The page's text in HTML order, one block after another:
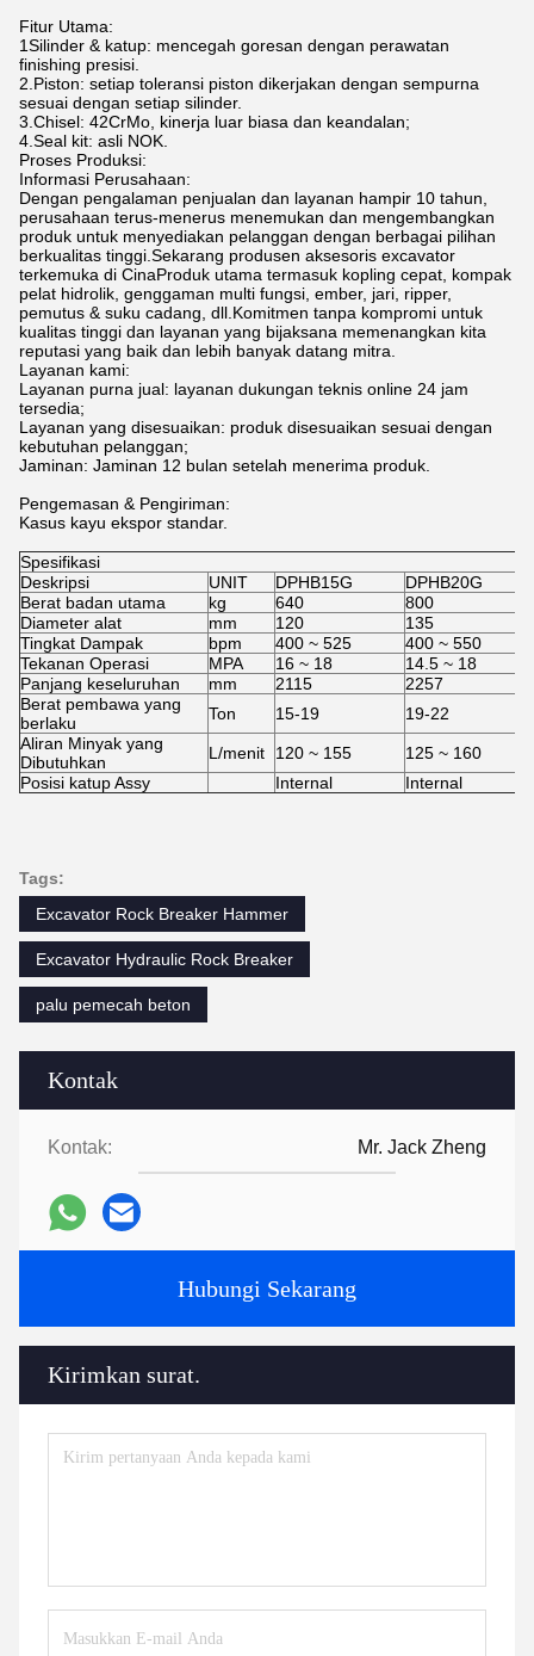
Kontak
Kontak: Mr. Jack Zheng
Hubungi Sekarang
Kirimkan surat.
Fitur Utama:
1Silinder & katup: mencegah goresan dengan perawatan
finishing presisi.
2.Piston: setiap toleransi piston dikerjakan dengan sempurna
sesuai dengan setiap silinder.
3.Chisel: 42CrMo, kinerja luar biasa dan keandalan;
4.Seal kit: asli NOK.
Proses Produksi:
Informasi Perusahaan:
Dengan pengalaman penjualan dan layanan hampir 10 tahun,
perusahaan terus-menerus menemukan dan mengembangkan
produk untuk menyediakan pelanggan dengan berbagai pilihan
berkualitas tinggi.Sekarang produsen aksesoris excavator
terkemuka di CinaProduk utama termasuk kopling cepat, kompak
pelat hidrolik, genggaman multi fungsi, ember, jari, ripper,
pemutus & suku cadang, dll.Komitmen tanpa kompromi untuk
kualitas tinggi dan layanan yang bijaksana memenangkan kita
reputasi yang baik dan lebih banyak datang mitra.
Layanan kami:
Layanan purna jual: layanan dukungan teknis online 24 jam
tersedia;
Layanan yang disesuaikan: produk disesuaikan sesuai dengan
kebutuhan pelanggan;
Jaminan: Jaminan 12 bulan setelah menerima produk.
Pengemasan & Pengiriman:
Kasus kayu ekspor standar.
Spesifikasi
Deskripsi
UNIT DPHB15G
DPHB20G
Berat badan utama
kg 640
800
Diameter alat
mm 120
135
Tingkat Dampak
bpm 400 ~ 525
400 ~ 550
Tekanan Operasi
MPA 16 ~ 18
14.5 ~ 18
Panjang keseluruhan
mm 2115
2257
Berat pembawa yang
berlaku
Ton 15-19
19-22
Aliran Minyak yang
Dibutuhkan
L/menit 120 ~ 155
125 ~ 160
Posisi katup Assy
Internal Internal
Tags:
Excavator Rock Breaker Hammer
Excavator Hydraulic Rock Breaker
palu pemecah beton